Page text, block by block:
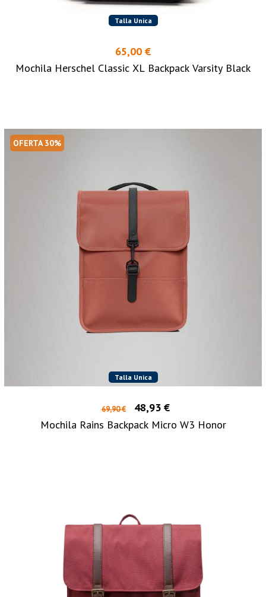
Talla Unica
65,00 €
Mochila Herschel Classic XL Backpack Varsity Black
OFERTA 30%
Talla Unica
69,90 €
48,93 €
Mochila Rains Backpack Micro W3 Honor